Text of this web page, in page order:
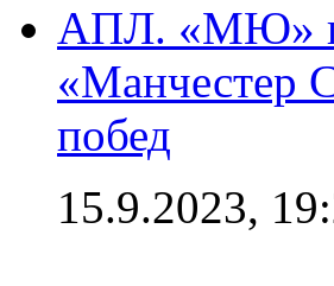
АПЛ. «МЮ»
«Манчестер
побед
15.9.2023,